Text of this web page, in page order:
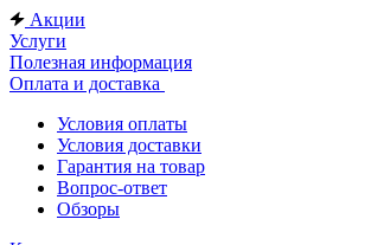
Акции
Услуги
Полезная информация
Оплата и доставка
Условия оплаты
Условия доставки
Гарантия на товар
Вопрос-ответ
Обзоры